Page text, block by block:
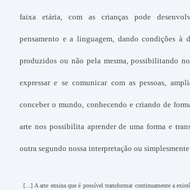
faixa etária, com as crianças pode
pensamento e a linguagem, dando condições à
produzidos ou não pela mesma, possibilitando
expressar e se comunicar com as pessoas,
conceber o mundo, conhecendo e criando de
arte nos possibilita aprender de uma forma e
outra segundo nossa interpretação ou
[...] A arte ensina que é possível transformar continuamente a